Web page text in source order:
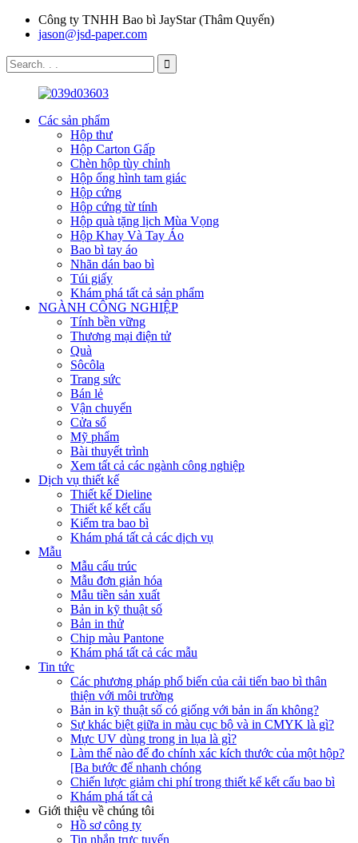
Công ty TNHH Bao bì JayStar (Thâm Quyến)
jason@jsd-paper.com
Các sản phẩm
Hộp thư
Hộp Carton Gấp
Chèn hộp tùy chỉnh
Hộp ống hình tam giác
Hộp cứng
Hộp cứng từ tính
Hộp quà tặng lịch Mùa Vọng
Hộp Khay Và Tay Áo
Bao bì tay áo
Nhãn dán bao bì
Túi giấy
Khám phá tất cả sản phẩm
NGÀNH CÔNG NGHIỆP
Tính bền vững
Thương mại điện tử
Quà
Sôcôla
Trang sức
Bán lẻ
Vận chuyển
Cửa sổ
Mỹ phẩm
Bài thuyết trình
Xem tất cả các ngành công nghiệp
Dịch vụ thiết kế
Thiết kế Dieline
Thiết kế kết cấu
Kiểm tra bao bì
Khám phá tất cả các dịch vụ
Mẫu
Mẫu cấu trúc
Mẫu đơn giản hóa
Mẫu tiền sản xuất
Bản in kỹ thuật số
Bản in thử
Chip màu Pantone
Khám phá tất cả các mẫu
Tin tức
Các phương pháp phổ biến của cải tiến bao bì thân
thiện với môi trường
Bản in kỹ thuật số có giống với bản in ấn không?
Sự khác biệt giữa in màu cục bộ và in CMYK là gì?
Mực UV dùng trong in lụa là gì?
Làm thế nào để đo chính xác kích thước của một hộp?
[Ba bước để nhanh chóng
Chiến lược giảm chi phí trong thiết kế kết cấu bao bì
Khám phá tất cả
Giới thiệu về chúng tôi
Hồ sơ công ty
Tin nhắn trực tuyến